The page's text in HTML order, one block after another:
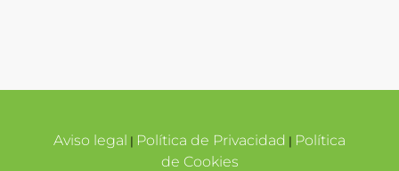
Aviso legal | Política de Privacidad | Política
de Cookies